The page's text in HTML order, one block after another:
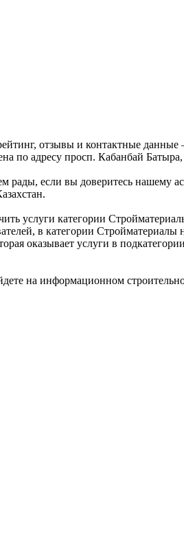
отзывы и контактные
по адресу просп. Кабанбай
если вы доверитесь нашему
услуги категории
в категории
оказывает услуги в
на информационном